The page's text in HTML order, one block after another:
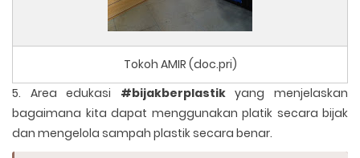
Tokoh AMIR (doc.pri)
5. Area edukasi #bijakberplastikyang menjelaskan
bagaimana kita dapat menggunakan platik secara bijak
dan mengelola sampah plastik secara benar.